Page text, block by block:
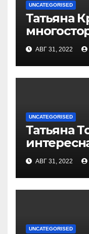
UNCATEGORISED
Татьяна
актриса с
карьерой
АВГ 31, 2022
UNCATEGORISED
Татьяна
АВГ 31, 2022
UNCATEGORISED